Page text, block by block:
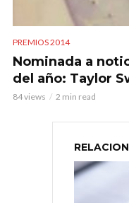
PREMIOS 2014
Nominada a
del año: Taylor
84 views 2 min read